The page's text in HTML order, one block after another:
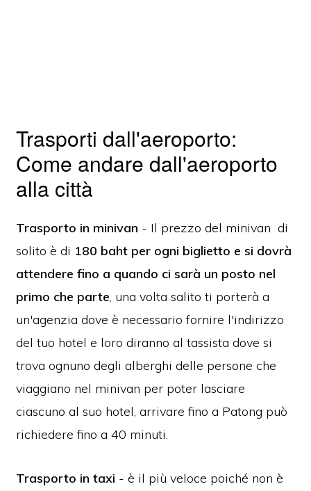
Trasporti dall'aeroporto:
Come andare dall'aeroporto
alla città
Trasporto in minivan - Il prezzo del minivan di
solito è di 180 baht per ogni biglietto e si dovrà
attendere fino a quando ci sarà un posto nel
primo che parte, una volta salito ti porterà a
un'agenzia dove è necessario fornire l'indirizzo
del tuo hotel e loro diranno al tassista dove si
trova ognuno degli alberghi delle persone che
viaggiano nel minivan per poter lasciare
ciascuno al suo hotel, arrivare fino a Patong può
richiedere fino a 40 minuti.
Trasporto in taxi - è il più veloce poiché non è